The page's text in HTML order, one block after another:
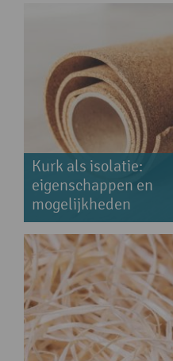
Kurk als isolatie:
eigenschappen en
mogelijkheden